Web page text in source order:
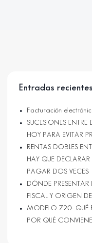
Entradas recientes
Facturación
SUCESIONES
HOY PARA EVITAR
RENTAS DOBLES
HAY QUE
PAGAR DOS VECES
DÓNDE PRESENTAR
FISCAL Y ORIGEN
MODELO 720: QUÉ
POR QUÉ